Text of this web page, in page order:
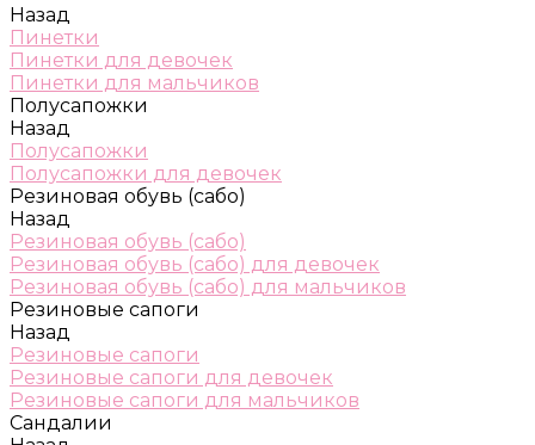
Назад
Пинетки
Пинетки для девочек
Пинетки для мальчиков
Полусапожки
Назад
Полусапожки
Полусапожки для девочек
Резиновая обувь (сабо)
Назад
Резиновая обувь (сабо)
Резиновая обувь (сабо) для девочек
Резиновая обувь (сабо) для мальчиков
Резиновые сапоги
Назад
Резиновые сапоги
Резиновые сапоги для девочек
Резиновые сапоги для мальчиков
Сандалии